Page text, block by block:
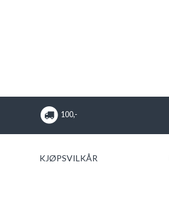
100,-
KJØPSVILKÅR